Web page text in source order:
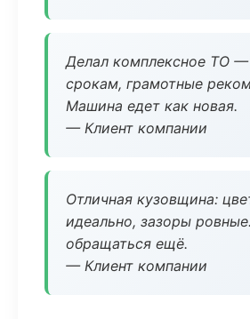
Делал комплексное ТО —
срокам, грамотные
Машина едет как новая.
— Клиент компании
Отличная кузовщина:
идеально, зазоры
обращаться ещё.
— Клиент компании